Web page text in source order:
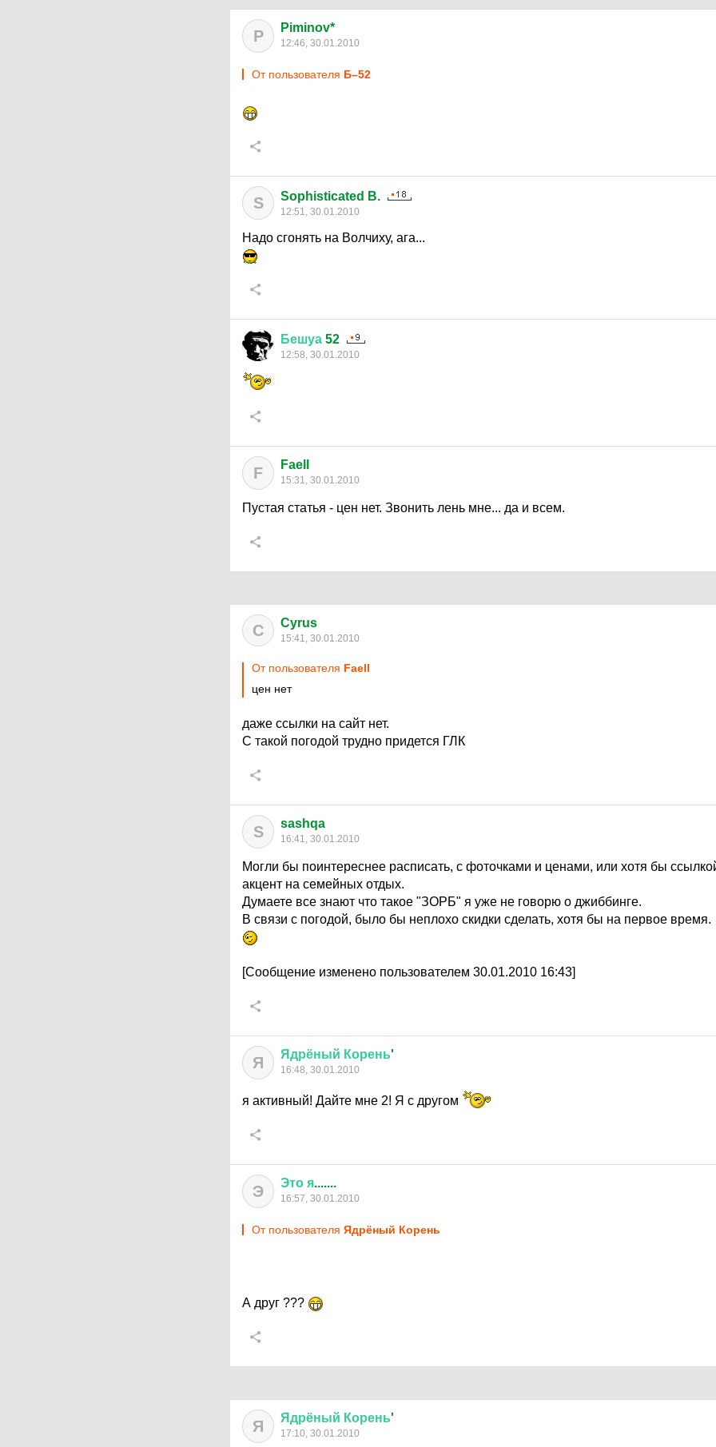
P Piminov*
12:46, 30.01.2010
От пользователя Б–52
S Sophisticated B.
12:51, 30.01.2010
Надо сгонять на Волчиху, ага...
Бешуа 52
12:58, 30.01.2010
F Faell
15:31, 30.01.2010
Пустая статья - цен нет. Звонить лень мне... да и всем.
C Cyrus
15:41, 30.01.2010
От пользователя Faell
цен нет
даже ссылки на сайт нет.
С такой погодой трудно придется ГЛК
S sashqa
16:41, 30.01.2010
Могли бы поинтереснее расписать, с фоточками и ценами, или хотя бы
акцент на семейных отдых.
Думаете все знают что такое "ЗОРБ" я уже не говорю о джиббинге.
В связи с погодой, было бы неплохо скидки сделать, хотя бы на первое время.
[Сообщение изменено пользователем 30.01.2010 16:43]
Я Ядрёный Корень'
16:48, 30.01.2010
я активный! Дайте мне 2! Я с другом
Э Это я.......
16:57, 30.01.2010
От пользователя Ядрёный Кopень
А друг ???
Я Ядрёный Корень'
17:10, 30.01.2010